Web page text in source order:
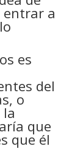
entrar a
es
del
o
que
que él